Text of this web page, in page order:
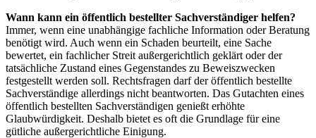
Wann kann ein öffentlich bestellter Sachverständiger helfen?
Immer, wenn eine unabhängige fachliche Information oder Beratung
benötigt wird. Auch wenn ein Schaden beurteilt, eine Sache
bewertet, ein fachlicher Streit außergerichtlich geklärt oder der
tatsächliche Zustand eines Gegenstandes zu Beweiszwecken
festgestellt werden soll. Rechtsfragen darf der öffentlich bestellte
Sachverständige allerdings nicht beantworten. Das Gutachten eines
öffentlich bestellten Sachverständigen genießt erhöhte
Glaubwürdigkeit. Deshalb bietet es oft die Grundlage für eine
gütliche außergerichtliche Einigung.